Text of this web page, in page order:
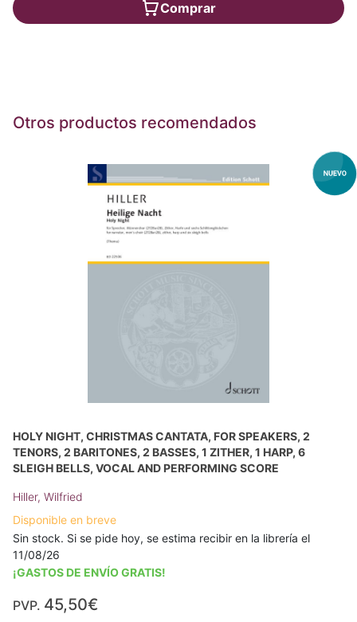
Comprar
Otros productos recomendados
HOLY NIGHT, CHRISTMAS CANTATA, FOR SPEAKERS, 2
TENORS, 2 BARITONES, 2 BASSES, 1 ZITHER, 1 HARP, 6
SLEIGH BELLS, VOCAL AND PERFORMING SCORE
Hiller, Wilfried
Disponible en breve
Sin stock. Si se pide hoy, se estima recibir en la librería el
11/08/26
¡GASTOS DE ENVÍO GRATIS!
PVP. 45,50€